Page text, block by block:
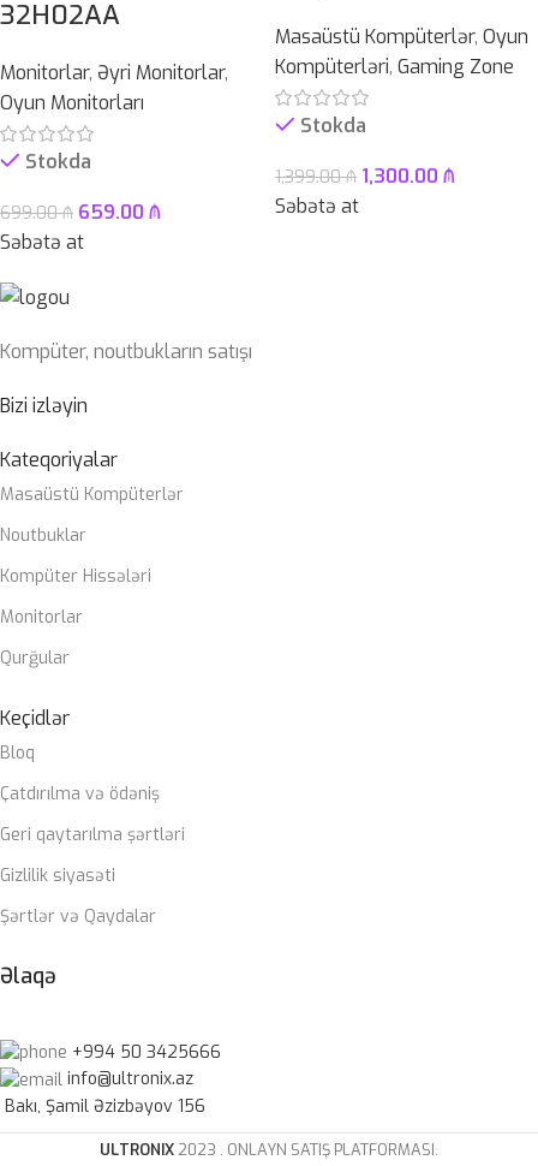
32H02AA
Monitorlar, Əyri Monitorlar,
Oyun Monitorları
Stokda
699.00₼ 659.00 ₼
Səbətə at
Masaüstü Kompüterlər, Oyun
Kompüterləri, Gaming Zone
Stokda
1,399.00₼ 1,300.00 ₼
Səbətə at
Kompüter, noutbukların satışı
Bizi izləyin
Kateqoriyalar
Masaüstü Kompüterlər
Noutbuklar
Kompüter Hissələri
Monitorlar
Qurğular
Keçidlər
Bloq
Çatdırılma və ödəniş
Geri qaytarılma şərtləri
Gizlilik siyasəti
Şərtlər və Qaydalar
Əlaqə
+994 50 3425666
info@ultronix.az
Bakı, Şamil Əzizbəyov 156
ULTRONIX 2023 . ONLAYN SATIŞ PLATFORMASI.